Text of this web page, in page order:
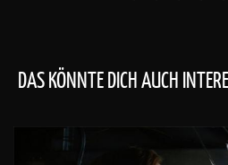
DAS KÖNNTE DICH AUCH